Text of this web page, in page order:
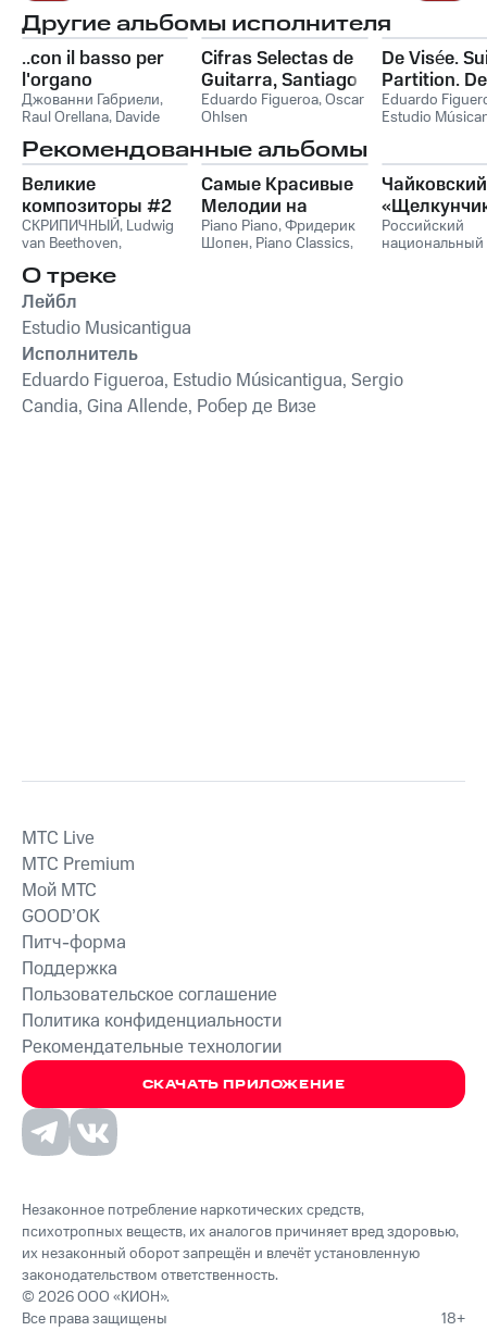
Другие альбомы исполнителя
..con il basso per
l'organo
Джованни Габриели,
Raul Orellana, Davide
Figueroa
Cifras Selectas de
Guitarra, Santiago
de Murcia 1722
Eduardo Figueroa,Oscar
Ohlsen
De Visée.
Partition.
Et Basse.
1686
Eduardo
Estudio
Рекомендованные альбомы
Великие
композиторы #2
СКРИПИЧНЫЙ, Ludwig
van Beethoven,
Франц Шуберт
String Orchestra
Антонио Вивальди
Самые Красивые
Мелодии на
Пианино
Piano Piano,Фридерик
Шопен, Piano Classics,
Чайковский
Российский
национальный
О треке
Лейбл
Estudio Musicantigua
Исполнитель
Eduardo Figueroa, Estudio Músicantigua, Sergio
Candia, Gina Allende, Робер де Визе
СКАЧАТЬ ПРИЛОЖЕНИЕ
MTС Live
MTС Premium
Мой МТС
GOOD’OK
Питч-форма
Поддержка
Пользовательское соглашение
Политика конфиденциальности
Рекомендательные технологии
Незаконное потребление наркотических средств,
психотропных веществ, их аналогов причиняет вред здоровью,
их незаконный оборот запрещён и влечёт установленную
законодательством ответственность.
© 2026 ООО «КИОН».
Все права защищены
18+